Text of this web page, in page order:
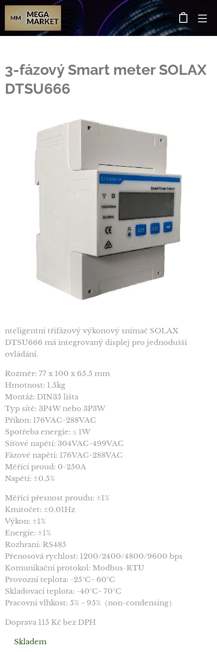
3-fázový Smart meter SOLAX
DTSU666
nteligentní třífázový výkonový snímač SOLAX
DTSU666 má integrovaný displej pro jednodušší
ovládání.
Rozměr: 77 x 100 x 65.5 mm
Hmotnost: 1.5kg
Montáž: DIN35 lišta
Typ sítě: 3P4W nebo 3P3W
Příkon: 176VAC~288VAC
Spotřeba energie: ≤ 1W
Síťové napětí: 304VAC~499VAC
Fázové napětí: 176VAC~288VAC
Měřící proud: 0-250A
Napětí: ±0.5%
Měřící přesnost proudu: ±1%
Kmitočet: ±0.01Hz
Výkon: ±1%
Energie: ±1%
Rozhraní: RS485
Přenosová rychlost: 1200/2400/4800/9600 bps
Komunikační protokol: Modbus-RTU
Provozní teplota: -25°C~ 60°C
Skladovací teplota: -40°C~ 70°C
Pracovní vlhkost: 5% ~ 95%（non-condensing）
Doprava 115 Kč bez DPH
Skladem